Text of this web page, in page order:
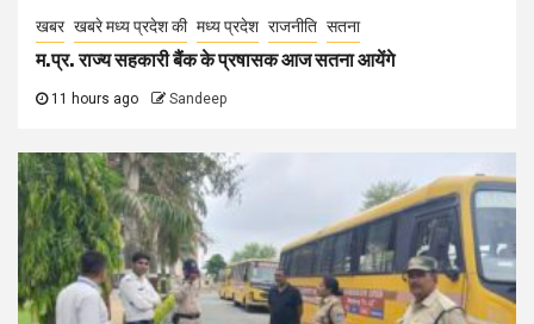
खबर खबरे मध्य प्रदेश की मध्य प्रदेश राजनीति सतना
म.प्र. राज्य सहकारी बैंक के प्रषासक आज सतना आयेंगे
11 hours ago Sandeep